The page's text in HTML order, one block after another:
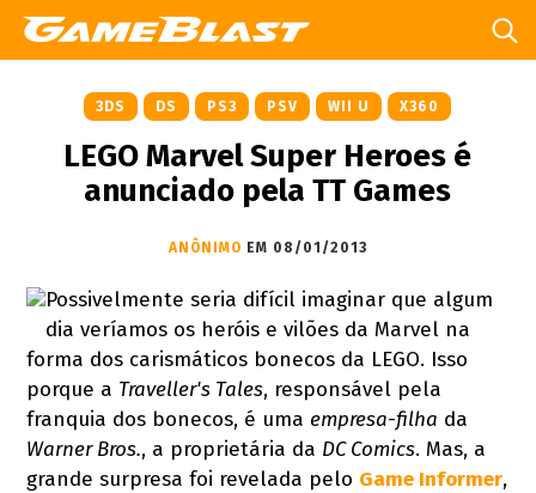
3DS DS PS3 PSV WII U X360
LEGO Marvel Super Heroes é
anunciado pela TT Games
ANÔNIMO EM 08/01/2013
Possivelmente seria difícil imaginar que algum
dia veríamos os heróis e vilões da Marvel na
forma dos carismáticos bonecos da LEGO. Isso
porque a Traveller's Tales, responsável pela
franquia dos bonecos, é uma empresa-filha da
Warner Bros., a proprietária da DC Comics. Mas, a
grande surpresa foi revelada pelo Game Informer,